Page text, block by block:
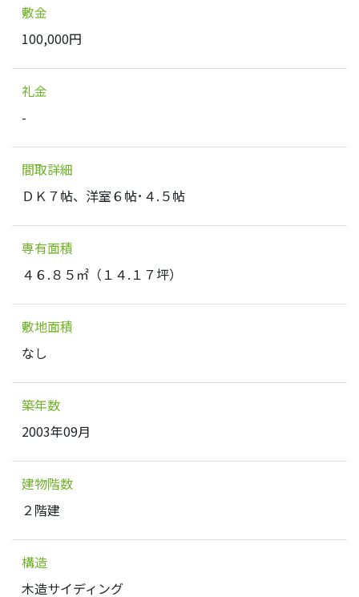
敷金
100,000円
礼金
-
間取詳細
ＤＫ７帖、洋室６帖･４.５帖
専有面積
４６.８５㎡（１４.１７坪）
敷地面積
なし
築年数
2003年09月
建物階数
２階建
構造
木造サイディング